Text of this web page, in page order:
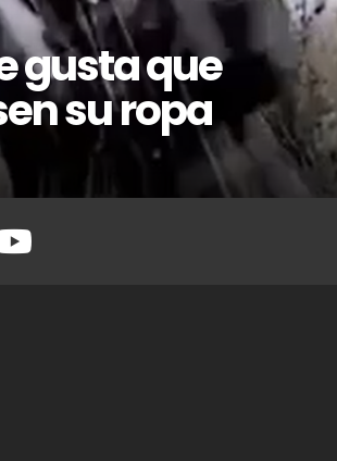
gusta que
su ropa
Youtube